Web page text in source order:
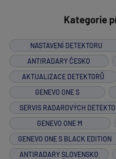
Kategorie
NASTAVENÍ DETEKTORU
ANTIRADARY ČESKO
AKTUALIZACE DETEKTORŮ
GENEVO ONE S
SERVIS RADAROVÝCH
GENEVO ONE M
GENEVO ONE S BLACK EDITION
ANTIRADARY SLOVENSKO